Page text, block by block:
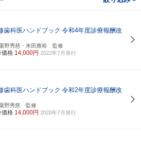
歯科医ハンドブック 令和4年度診療報酬改
野秀慈・米田雅裕 監修
価格 14,000円 2022年7月発行
歯科医ハンドブック 令和2年度診療報酬改
野秀慈 監修
価格 14,000円 2020年7月発行